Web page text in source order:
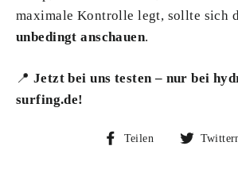
maximale Kontrolle legt, sollte sich
unbedingt anschauen.
📍 Jetzt bei uns testen – nur bei
surfing.de!
Teilen
Auf